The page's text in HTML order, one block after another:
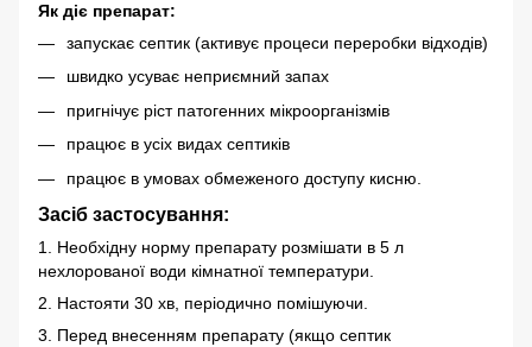
Як діє препарат:
запускає септик (активує процеси переробки відходів)
швидко усуває неприємний запах
пригнічує ріст патогенних мікроорганізмів
працює в усіх видах септиків
працює в умовах обмеженого доступу кисню.
Засіб застосування:
1. Необхідну норму препарату розмішати в 5 л
нехлорованої води кімнатної температури.
2. Настояти 30 хв, періодично помішуючи.
3. Перед внесенням препарату (якщо септик